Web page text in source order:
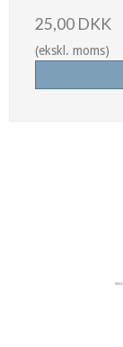
25,00 DKK
(ekskl. moms)